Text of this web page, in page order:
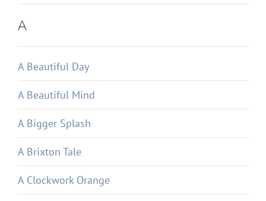
A
A Beautiful Day
A Beautiful Mind
A Bigger Splash
A Brixton Tale
A Clockwork Orange